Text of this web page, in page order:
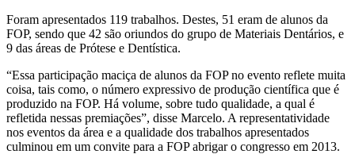
Foram apresentados 119 trabalhos. Destes, 51 eram de alunos da
FOP, sendo que 42 são oriundos do grupo de Materiais Dentários, e
9 das áreas de Prótese e Dentística.
“Essa participação maciça de alunos da FOP no evento reflete muita
coisa, tais como, o número expressivo de produção científica que é
produzido na FOP. Há volume, sobre tudo qualidade, a qual é
refletida nessas premiações”, disse Marcelo. A representatividade
nos eventos da área e a qualidade dos trabalhos apresentados
culminou em um convite para a FOP abrigar o congresso em 2013.